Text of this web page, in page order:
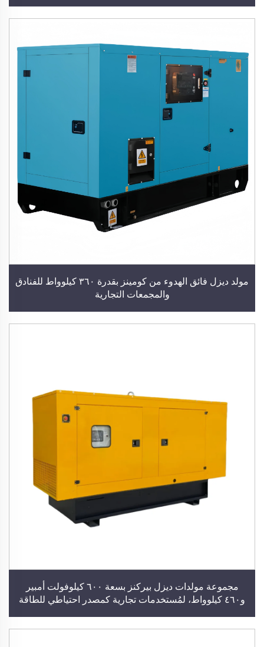
مولد ديزل فائق الهدوء من كومينز بقدرة ٣٦٠ كيلوواط للفنادق
والمجمعات التجارية
مجموعة مولدات ديزل بيركنز بسعة ٦٠٠ كيلوفولت أمبير
و٤٦٠ كيلوواط، لمُستخدمات تجارية كمصدر احتياطي للطاقة